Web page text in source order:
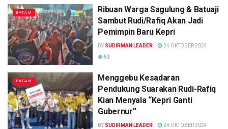
BATAM
Ribuan Warga Sagulung & Batuaji
Sambut Rudi/Rafiq Akan Jadi
Pemimpin Baru Kepri
BY SUDIRMAN LEADER
24 OKTOBER 2024
53
BATAM
Menggebu Kesadaran
Pendukung Suarakan Rudi-Rafiq
Kian Menyala “Kepri Ganti
Gubernur”
BY SUDIRMAN LEADER
24 OKTOBER 2024